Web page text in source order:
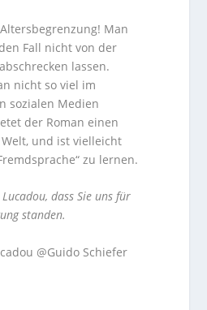
Man
Fall nicht von der
lassen.
nicht so viel im
sozialen Medien
der Roman einen
und ist vielleicht
zu lernen.
dass Sie uns für
standen.
@Guido Schiefer